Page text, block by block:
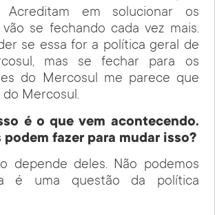
Acreditam em solucionar os
se fechando cada vez mais.
se essa for a política geral de
mas se fechar para os
do Mercosul me parece que
Mercosul.
é o que vem acontecendo.
podem fazer para mudar isso?
depende deles. Não podemos
é uma questão da política